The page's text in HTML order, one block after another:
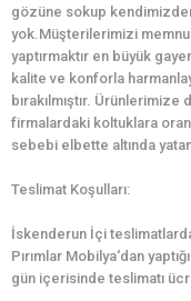
gözüne sokup
yok.Müşterilerimizi
yaptırmaktır en büyük
kalite ve konforla
bırakılmıştır.
firmalardaki koltuklara
sebebi elbette altında
Teslimat Koşulları:
İskenderun İçi
Pırımlar Mobilya‘dan
gün içerisinde teslimatı